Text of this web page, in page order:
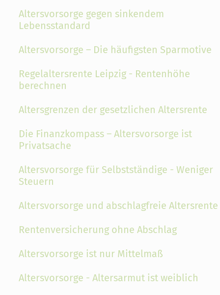
Altersvorsorge gegen sinkendem
Lebensstandard
Altersvorsorge – Die häufigsten Sparmotive
Regelaltersrente Leipzig - Rentenhöhe
berechnen
Altersgrenzen der gesetzlichen Altersrente
Die Finanzkompass – Altersvorsorge ist
Privatsache
Altersvorsorge für Selbstständige - Weniger
Steuern
Altersvorsorge und abschlagfreie Altersrente
Rentenversicherung ohne Abschlag
Altersvorsorge ist nur Mittelmaß
Altersvorsorge - Altersarmut ist weiblich